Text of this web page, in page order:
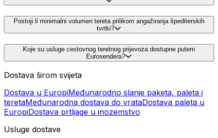
Postoji li minimalni volumen tereta prilikom angažiranja špediterskih
tvrtki?
Koje su usluge cestovnog teretnog prijevoza dostupne putem
Eurosendera?
Dostava širom svijeta
Dostava u EuropiMeđunarodno slanje paketa, paleta i
teretaMeđunarodna dostava do vrataDostava paleta u
EuropiDostava prtljage u inozemstvo
Usluge dostave